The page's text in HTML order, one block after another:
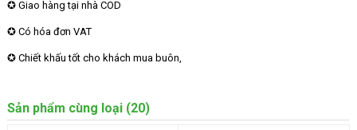
✪ Giao hàng tại nhà COD
✪ Có hóa đơn VAT
✪ Chiết khấu tốt cho khách mua buôn,
Sản phẩm cùng loại (20)